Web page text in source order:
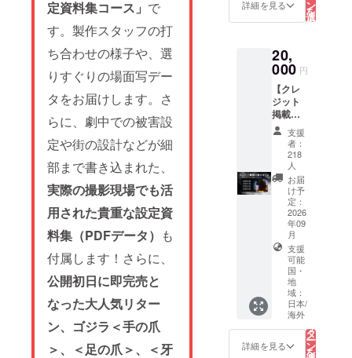
定資料集コース」 で
す。製作スタッフの打
ち合わせの様子や、選
りすぐりの場面写デー
タをお届けします。さ
らに、劇中での被害設
定や街の設計などが細
部まで書き込まれた、
実際の撮影現場でも活
用された貴重な設定資
料集（PDFデータ） も
付属します！さらに、
公開初日に即完売と
なった大人気リター
ン、ゴジラ＜手の爪
＞、＜足の爪＞、＜牙
（半角
スペー
特殊文
字や記
号は使
用でき
ませ
ん。 ※
公序良
俗に反
する内
容や、
第三者
の権利
を侵害
すると
判断し
た場合
は掲載
を見送
らせて
いただ
きま
す。 ※
お名前
の掲載
ns are
not
here.
Please
be sure
to
check
the
main
project
page
comple
te
details
before
making
your
pledge.
1.デジ
タル支
援証明
書 2.支
援者限
定活動
覧権 3.
the
"Rewar
section
in the
main
text for
now!
*Please
note
that the
English
descrip
tions
for the
reward
content
s and
credit
listing
conditio
ns are
listed
here.
Please
to
詳細を見る ン
を
選
択
20,
000 円
【クレ
ジット
掲載＜
中＞
コース
／End
Credit
（Medi
um）】
*This
tier will
support
global
shippin
English
setup is
progres
s.
Please
check
支援
者：
218
人
お届
け予
定：
2026
年09
月
支援
可能
国・
地
域：
日本/
海外
詳細を見る
リ
タ
ー
ン
を